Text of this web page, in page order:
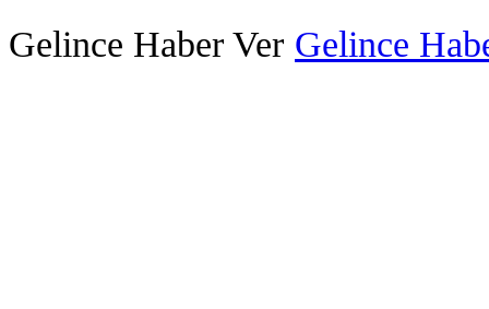
Gelince Haber Ver Gelince